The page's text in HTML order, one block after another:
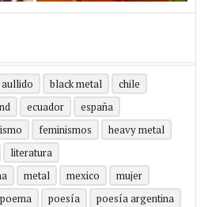
aullido black metal
chile
ecuador
españa
feminismos
heavy metal
literatura
metal mexico
mujer
poema poesía
poesía argentina